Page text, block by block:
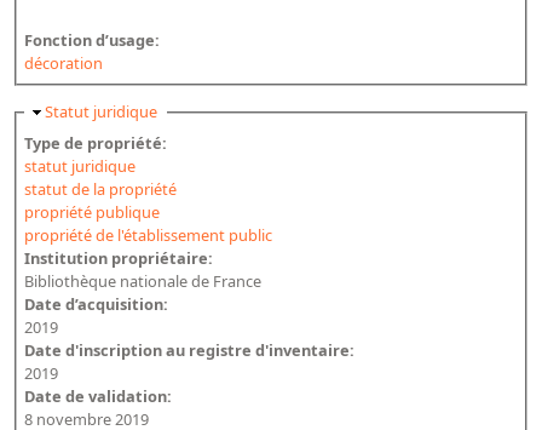
Fonction d’usage:
décoration
Masquer
Statut juridique
Type de propriété:
statut juridique
statut de la propriété
propriété publique
propriété de l'établissement public
Institution propriétaire:
Bibliothèque nationale de France
Date d’acquisition:
2019
Date d'inscription au registre d'inventaire:
2019
Date de validation:
8 novembre 2019